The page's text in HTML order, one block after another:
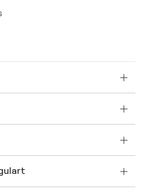
commercial